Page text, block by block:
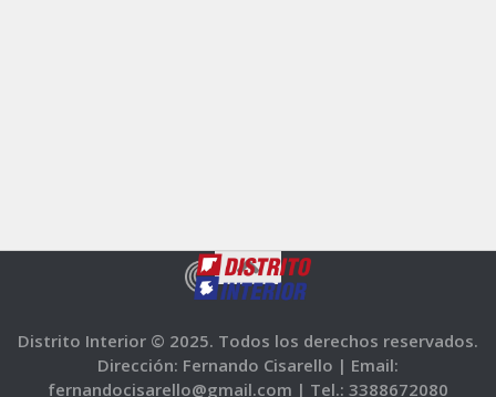
Distrito Interior © 2025. Todos los derechos reservados.
Dirección: Fernando Cisarello | Email:
fernandocisarello@gmail.com | Tel.: 3388672080